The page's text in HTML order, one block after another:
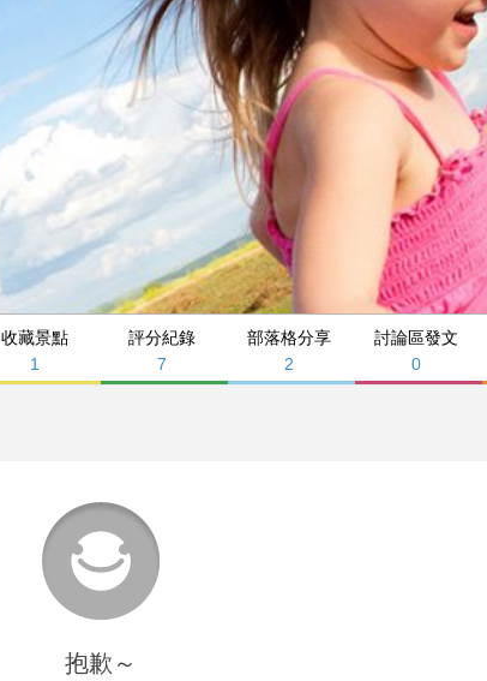
收藏景點
1
評分紀錄
7
部落格分享
2
討論區發文
0
抱歉～